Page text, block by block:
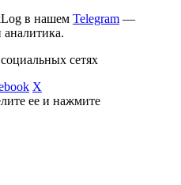
в нашем Telegram —
сетях
X
ее и нажмите